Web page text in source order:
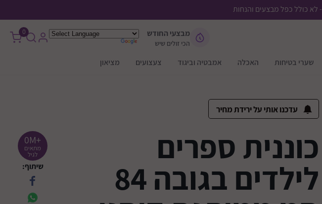
- לא כולל כפל מבצעים והנחות
שערי בטיחות האכלה אמבטיה וביגוד צעצועים מציאון
מבצעי החודש
הכי זולים שיש
0
עדכנו אותי על ירידת מחיר
כוננית ספרים
לילדים בגובה 84
+0M
מתאים
לגיל
שיתוף: